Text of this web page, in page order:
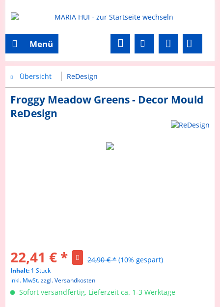
Menü
Übersicht ReDesign
Froggy Meadow Greens - Decor Mould
ReDesign
22,41 € * 24,90 € * (10% gespart)
Inhalt: 1 Stück
inkl. MwSt.zzgl. Versandkosten
Sofort versandfertig, Lieferzeit ca. 1-3 Werktage